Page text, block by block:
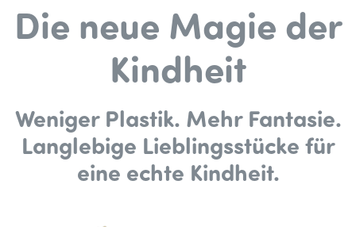
Die neue Magie der
Kindheit
Weniger Plastik. Mehr Fantasie.
Langlebige Lieblingsstücke für
eine echte Kindheit.